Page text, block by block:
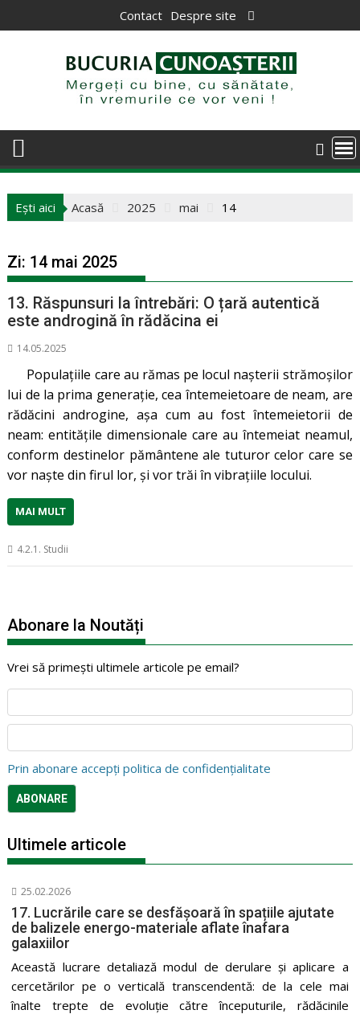
to
Contact Despre site
Ești aici Acasă 2025 mai 14
Zi: 14 mai 2025
13. Răspunsuri la întrebări: O țară autentică
este androgină în rădăcina ei
14.05.2025
Populațiile care au rămas pe locul nașterii strămoșilor
lui de la prima generație, cea întemeietoare de neam, are
rădăcini androgine, așa cum au fost întemeietorii de
neam: entitățile dimensionale care au întemeiat neamul,
conform destinelor pământene ale tuturor celor care se
vor naște din firul lor, și vor trăi în vibrațiile locului.
MAI MULT
4.2.1. Studii
Abonare la Noutăți
Vrei să primești ultimele articole pe email?
Prin abonare accepți politica de confidențialitate
Ultimele articole
25.02.2026
17. Lucrările care se desfășoară în spațiile ajutate
de balizele energo-materiale aflate înafara
galaxiilor
Această lucrare detaliază modul de derulare și aplicare a
cercetărilor pe o verticală transcendentă: de la cele mai
înalte trepte de evoluție către începuturile, rădăcinile